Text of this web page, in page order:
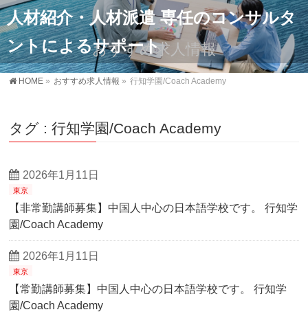
人材紹介・人材派遣 専任のコンサルタ
ントによるサポート
おすすめ求人情報
HOME » おすすめ求人情報 » 行知学園/Coach Academy
タグ : 行知学園/Coach Academy
2026年1月11日
東京
【非常勤講師募集】中国人中心の日本語学校です。 行知学
園/Coach Academy
2026年1月11日
東京
【常勤講師募集】中国人中心の日本語学校です。 行知学
園/Coach Academy